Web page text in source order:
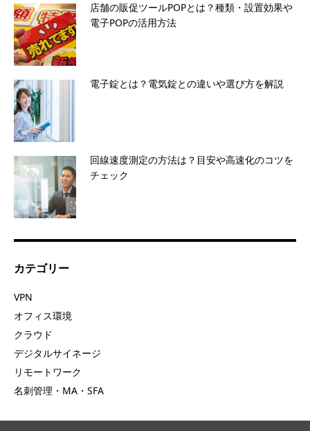
店舗の販促ツールPOPとは？種類・設置効果や
電子POPの活用方法
電子錠とは？電気錠との違いや選び方を解説
回線速度測定の方法は？目安や高速化のコツを
チェック
カテゴリー
VPN
オフィス環境
クラウド
デジタルサイネージ
リモートワーク
名刺管理・MA・SFA